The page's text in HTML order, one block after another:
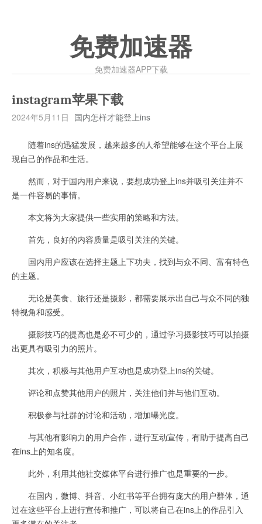
免费加速器
免费加速器APP下载
instagram苹果下载
2024年5月11日 国内怎样才能登上ins
随着ins的迅猛发展，越来越多的人希望能够在这个平台上展
现自己的作品和生活。
然而，对于国内用户来说，要想成功登上ins并吸引关注并不
是一件容易的事情。
本文将为大家提供一些实用的策略和方法。
首先，良好的内容质量是吸引关注的关键。
国内用户应该在选择主题上下功夫，找到与众不同、富有特色
的主题。
无论是美食、旅行还是摄影，都需要展示出自己与众不同的独
特视角和感受。
摄影技巧的提高也是必不可少的，通过学习摄影技巧可以拍摄
出更具有吸引力的照片。
其次，积极与其他用户互动也是成功登上ins的关键。
评论和点赞其他用户的照片，关注他们并与他们互动。
积极参与社群的讨论和活动，增加曝光度。
与其他有影响力的用户合作，进行互动宣传，有助于提高自己
在ins上的知名度。
此外，利用其他社交媒体平台进行推广也是重要的一步。
在国内，微博、抖音、小红书等平台拥有庞大的用户群体，通
过在这些平台上进行宣传和推广，可以将自己在ins上的作品引入